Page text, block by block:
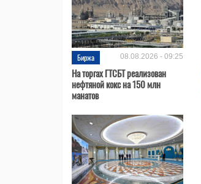
Биржа 08.08.2026 - 09:25
На торгах ГТСБТ реализован
нефтяной кокс на 150 млн
манатов